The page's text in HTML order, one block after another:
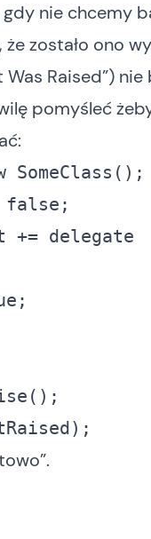
nie chcemy
zostało ono
Raised”) nie
pomyśleć
false
+=
delegate